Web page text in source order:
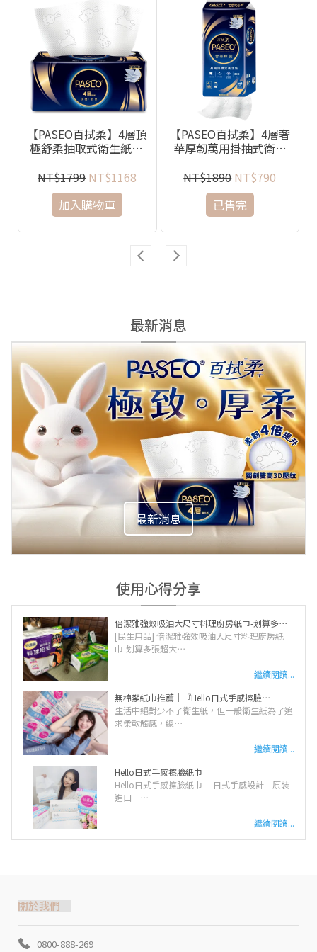
【PASEO百拭柔】4層頂
極舒柔抽取式衛生紙90
NT$1799NT$1168
加入購物車
【PASEO百拭柔】4層奢
華厚韌萬用掛抽式衛生
NT$1890NT$790
已售完
最新消息
最新消息
使用心得分享
倍潔雅強效吸油大尺寸料理廚房紙巾-划算多⋯
[民生用品] 倍潔雅強效吸油大尺寸料理廚房紙
巾-划算多張超大⋯
繼續閱讀...
無棉絮紙巾推薦｜『Hello日式手感擦臉⋯
生活中絕對少不了衛生紙，但一般衛生紙為了追
求柔軟觸感，總⋯
繼續閱讀...
Hello日式手感擦臉紙巾
Hello日式手感擦臉紙巾 日式手感設計 原裝
進口 ⋯
繼續閱讀...
關於我們
0800-888-269